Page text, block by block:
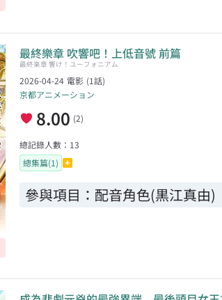
最終樂章 吹響吧！上低音號 前篇
最終楽章 響け！ユーフォニアム
2026-04-24 電影 (1話)
京都アニメーション
8.00 (2)
總記錄人數： 13
總集篇(1)
參與項目： 配音角色(黒江真由)